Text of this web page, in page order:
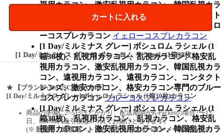
視用カラコン、激安乱視用カラコン、韓国乱視カラ
コン、遠視用カラコン、遠視カラコン、コンタクト
レンズ、激安カラコン、格安カラコン専門のイェロ
ーコスプレカラコン イェローコスプレカラコン
[1 Day/ミルミナス グレー] ボシュロム ラシェル (1
箱30枚)、乱視用カラコン、乱視カラコン、格安乱
視用カラコン、激安乱視用カラコン、韓国乱視カラ
コン、遠視用カラコン、遠視カラコン、コンタクト
レンズ、激安カラコン、格安カラコン専門のブルー
コスプレカラコン ブルーコスプレカラコン
[1 Day/ミルミナス グレー] ボシュロム ラシェル (1
箱30枚)、乱視用カラコン、乱視カラコン、格安乱
視用カラコン、激安乱視用カラコン、韓国乱視カラ
カートに入れる
[1 Day/ミルミナス グレー] ボシュロム ラシェル (1箱30枚)
★
【ブランド: BAUSCH&LOMB】
[1 Day/ミルミナス グレー] ボシュロム ラシェル (1箱30枚)カラコン
商品の準備に2~5日ほどかかり、配送期間がK-Packetの場合7〜12
日、EMS&代金引換は3~5日でお届けとなります。
(※乱視用・遠視用・トリカ カラコンはオーダーメード商品です